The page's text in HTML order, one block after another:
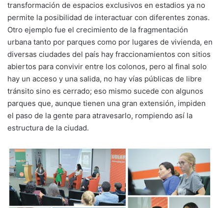
transformación de espacios exclusivos en estadios ya no
permite la posibilidad de interactuar con diferentes zonas.
Otro ejemplo fue el crecimiento de la fragmentación
urbana tanto por parques como por lugares de vivienda, en
diversas ciudades del país hay fraccionamientos con sitios
abiertos para convivir entre los colonos, pero al final solo
hay un acceso y una salida, no hay vías públicas de libre
tránsito sino es cerrado; eso mismo sucede con algunos
parques que, aunque tienen una gran extensión, impiden
el paso de la gente para atravesarlo, rompiendo así la
estructura de la ciudad.